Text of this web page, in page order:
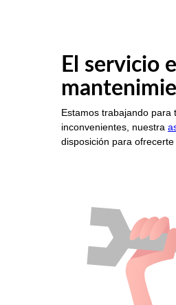
El servicio
Estamos trabajando para
inconvenientes, nuestra
disposición para